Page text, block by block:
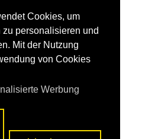
Cookies, um
zu personalisieren und
Mit der Nutzung
von Cookies
Werbung